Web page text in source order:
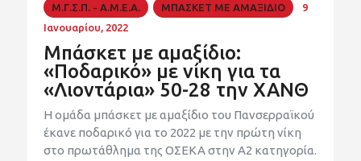
Μ.Γ.Σ.Π. - Α.Μ.Ε.Α. ΜΠΑΣΚΕΤ ΜΕ ΑΜΑΞΙΔΙΟ
9
Ιανουαρίου, 2022
Μπάσκετ με αμαξίδιο:
«Ποδαρικό» με νίκη για τα
«Λιοντάρια» 50-28 την ΧΑΝΘ
Η ομάδα μπάσκετ με αμαξίδιο του Πανσερραϊκού
έκανε ποδαρικό για το 2022 με την πρώτη νίκη
στο πρωτάθλημα της ΟΣΕΚΑ στην Α2 κατηγορία.